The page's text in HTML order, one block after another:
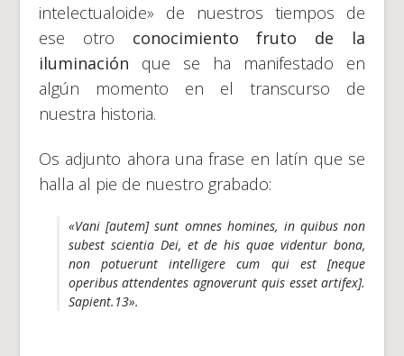
intelectualoide» de nuestros tiempos de
ese otro conocimiento fruto de la
iluminación que se ha manifestado en
algún momento en el transcurso de
nuestra historia.
Os adjunto ahora una frase en latín que se
halla al pie de nuestro grabado:
«Vani[autem]sunt omnes homines, in quibus non
subest scientia Dei, et de his quae videntur bona,
non potuerunt intelligere cum qui est [neque
operibus attendentes agnoverunt quis esset artifex].
Sapient.13».